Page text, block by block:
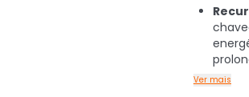
Ver mais